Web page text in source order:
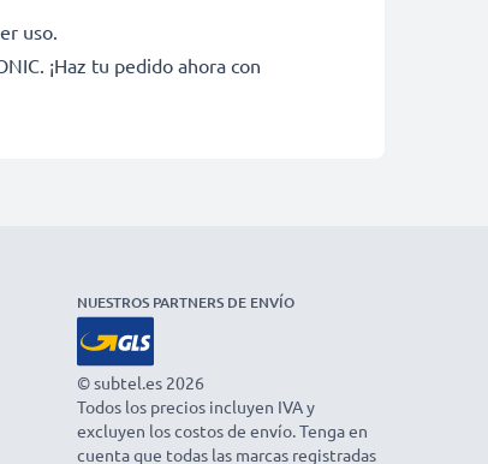
uso.
¡Haz tu pedido ahora con
NUESTROS PARTNERS DE ENVÍO
© subtel.es 2026
Todos los precios incluyen IVA y
excluyen los costos de envío. Tenga en
cuenta que todas las marcas registradas